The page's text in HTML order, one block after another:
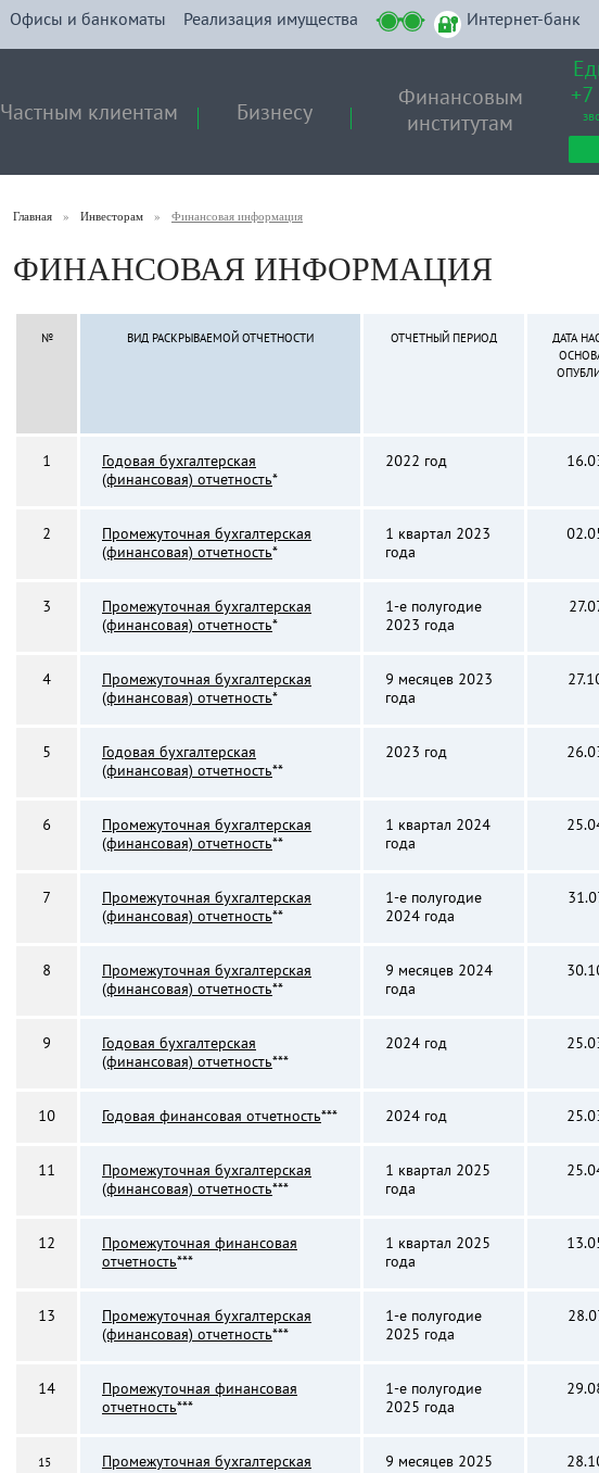
Офисы и банкоматы Реализация имущества Интернет-банк
Частным клиентам Бизнесу
Финансовым
институтам
Главная » Инвесторам » Финансовая информация
ФИНАНСОВАЯ ИНФОРМАЦИЯ
№ ВИД РАСКРЫВАЕМОЙ ОТЧЕТНОСТИ ОТЧЕТНЫЙ ПЕРИОД
ДАТА
1
Годовая бухгалтерская
(финансовая) отчетность*
2022 год
2
Промежуточная бухгалтерская
(финансовая) отчетность*
1 квартал 2023
года
3
Промежуточная бухгалтерская
(финансовая) отчетность*
1-е полугодие
2023 года
4
Промежуточная бухгалтерская
(финансовая) отчетность*
9 месяцев 2023
года
5
Годовая бухгалтерская
(финансовая) отчетность**
2023 год
6
Промежуточная бухгалтерская
(финансовая) отчетность**
1 квартал 2024
года
7
Промежуточная бухгалтерская
(финансовая) отчетность**
1-е полугодие
2024 года
8
Промежуточная бухгалтерская
(финансовая) отчетность**
9 месяцев 2024
года
9
Годовая бухгалтерская
(финансовая) отчетность***
2024 год
10 Годовая финансовая отчетность*** 2024 год
11
Промежуточная бухгалтерская
(финансовая) отчетность***
1 квартал 2025
года
12
Промежуточная финансовая
отчетность***
1 квартал 2025
года
13
Промежуточная бухгалтерская
(финансовая) отчетность***
1-е полугодие
2025 года
14
Промежуточная финансовая
отчетность***
1-е полугодие
2025 года
15
Промежуточная бухгалтерская
9 месяцев 2025